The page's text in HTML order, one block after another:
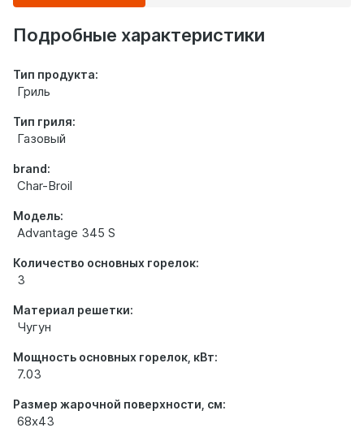
о
товаре
Подробные характеристики
Тип продукта:
Гриль
Тип гриля:
Газовый
brand:
Char-Broil
Модель:
Advantage 345 S
Количество основных горелок:
3
Материал решетки:
Чугун
Мощность основных горелок, кВт:
7.03
Размер жарочной поверхности, см:
68х43